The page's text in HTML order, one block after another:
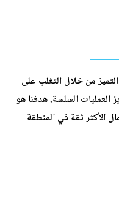
من خلال التغلب على
السلسة. هدفنا هو
ثقة في المنطقة